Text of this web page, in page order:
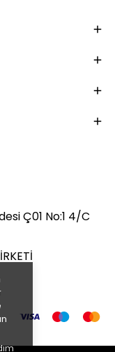
Ç01 No:1 4/C